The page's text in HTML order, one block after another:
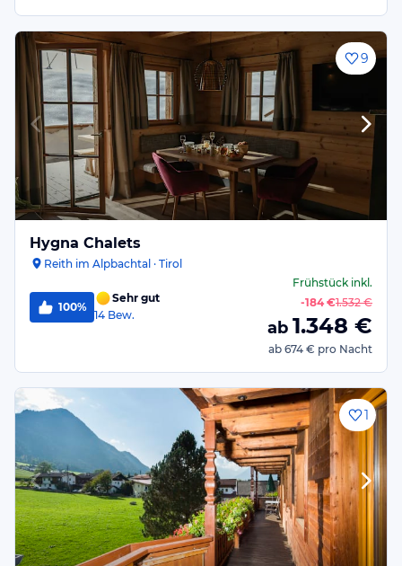
9
Hygna Chalets
Reith im Alpbachtal · Tirol
100%
Sehr gut
14 Bew.
Frühstückinkl.
-184 €1.532 €
ab 1.348 €
ab 674 € pro Nacht
1